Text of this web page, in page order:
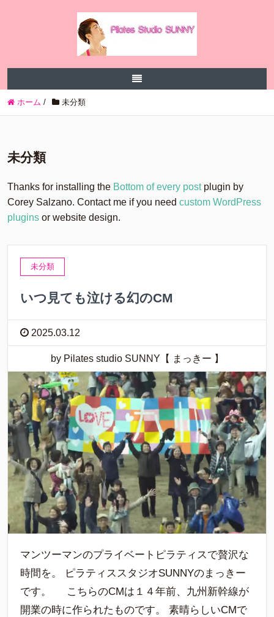
ホーム / 未分類
未分類
Thanks for installing the Bottom of every postplugin by
Corey Salzano. Contact me if you need custom WordPress
plugins or website design.
未分類
いつ見ても泣ける幻のCM
2025.03.12
by Pilates studio SUNNY【 まっきー 】
マンツーマンのプライベートピラティスで贅沢な
時間を。 ピラティススタジオSUNNYのまっきー
です。 こちらのCMは１４年前、九州新幹線が
開業の時に作られたものです。 素晴らしいCMで